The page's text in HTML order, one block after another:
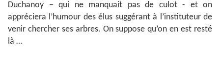
Duchanoy – qui ne manquait pas de culot - et on
appréciera l’humour des élus suggérant à l’instituteur de
venir chercher ses arbres. On suppose qu’on en est resté
là …